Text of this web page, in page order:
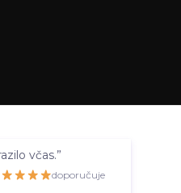
Souhlasím
včas.”
doporučuje